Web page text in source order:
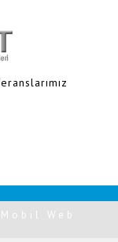
Mobil Web